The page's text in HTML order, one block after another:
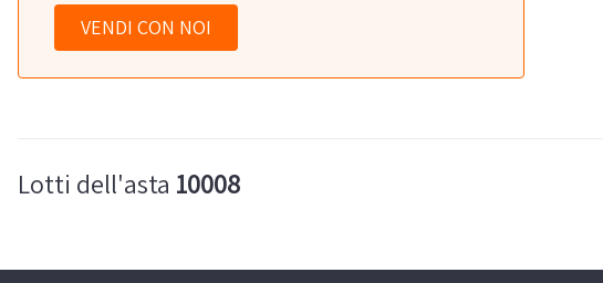
VENDI CON NOI
Lotti dell'asta 10008